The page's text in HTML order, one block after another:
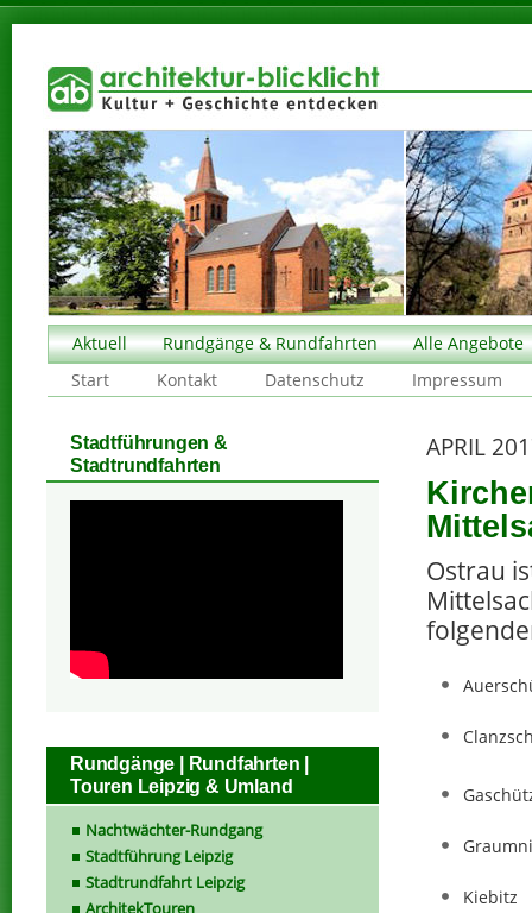
Aktuell Rundgänge & Rundfahrten
Alle Angebote
Start
Kontakt Datenschutz Impressum
APRIL
Ostrau
Kiebitz
Stadtführungen &
Stadtrundfahrten
Rundgänge | Rundfahrten |
Touren Leipzig & Umland
Nachtwächter-Rundgang
Stadtführung Leipzig
Stadtrundfahrt Leipzig
ArchitekTouren